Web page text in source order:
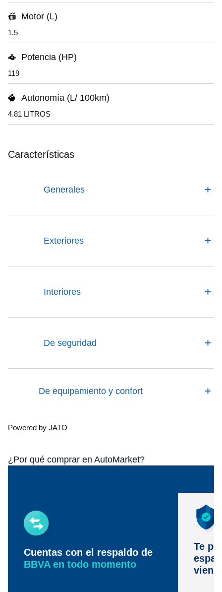
Motor (L)
1.5
Potencia (HP)
119
Autonomía (L/ 100km)
4.81 LITROS
Características
Generales
Exteriores
Interiores
De seguridad
De equipamiento y confort
Powered by JATO
¿Por qué comprar en AutoMarket?
Cuentas con el respaldo de
BBVA en todo momento
Te